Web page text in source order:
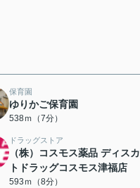
保育園
ゆりかご保育園
538ｍ（7分）
ドラッグストア
（株）コスモス薬品 ディス
トドラッグコスモス津福店
593ｍ（8分）